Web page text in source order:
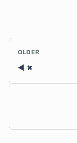
OLDER
✖